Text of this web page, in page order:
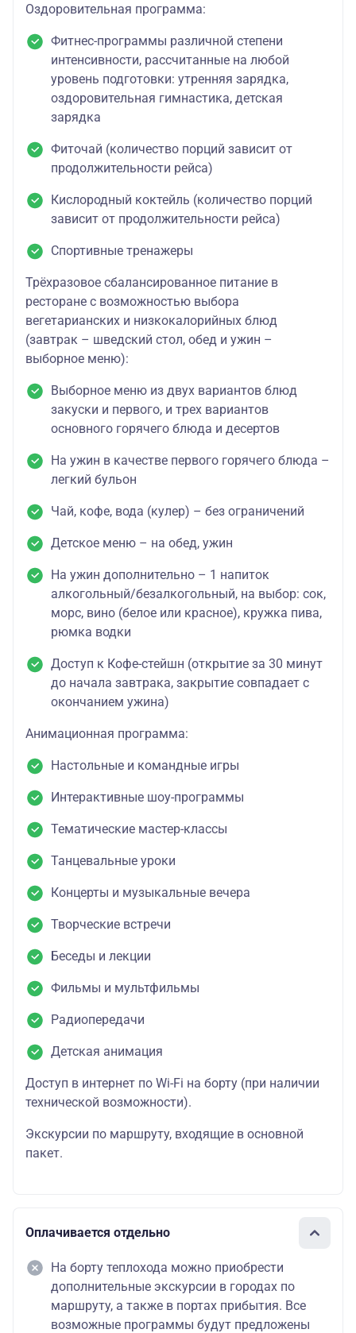
Оздоровительная программа:
Фитнес-программы различной степени
интенсивности, рассчитанные на любой
уровень подготовки: утренняя зарядка,
оздоровительная гимнастика, детская
зарядка
Фиточай (количество порций зависит от
продолжительности рейса)
Кислородный коктейль (количество порций
зависит от продолжительности рейса)
Спортивные тренажеры
Трёхразовое сбалансированное питание в
ресторане с возможностью выбора
вегетарианских и низкокалорийных блюд
(завтрак – шведский стол, обед и ужин –
выборное меню):
Выборное меню из двух вариантов блюд
закуски и первого, и трех вариантов
основного горячего блюда и десертов
На ужин в качестве первого горячего блюда –
легкий бульон
Чай, кофе, вода (кулер) – без ограничений
Детское меню – на обед, ужин
На ужин дополнительно – 1 напиток
алкогольный/безалкогольный, на выбор: сок,
морс, вино (белое или красное), кружка пива,
рюмка водки
Доступ к Кофе-стейшн (открытие за 30 минут
до начала завтрака, закрытие совпадает с
окончанием ужина)
Анимационная программа:
Настольные и командные игры
Интерактивные шоу-программы
Тематические мастер-классы
Танцевальные уроки
Концерты и музыкальные вечера
Творческие встречи
Беседы и лекции
Фильмы и мультфильмы
Радиопередачи
Детская анимация
Доступ в интернет по Wi-Fi на борту (при наличии
технической возможности).
Экскурсии по маршруту, входящие в основной
пакет.
Оплачивается отдельно
На борту теплохода можно приобрести
дополнительные экскурсии в городах по
маршруту, а также в портах прибытия. Все
возможные программы будут предложены